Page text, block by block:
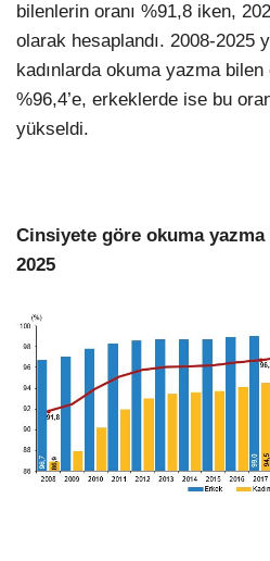
bilenlerin oranı %91,8 iken,
olarak hesaplandı. 2008-2025
kadınlarda okuma yazma bilen
%96,4’e, erkeklerde ise bu
yükseldi.
Cinsiyete göre okuma yazma
2025